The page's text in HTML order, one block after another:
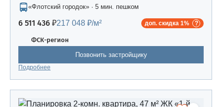
«Флотский городок» · 5 мин. пешком
6 511 436 ₽217 048 ₽/м² доп. скидка 1%
ФСК-регион
Позвонить застройщику
Подробнее